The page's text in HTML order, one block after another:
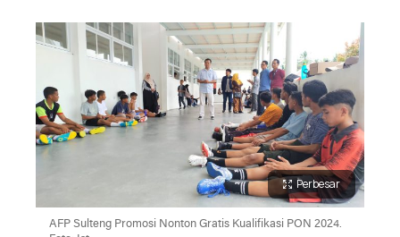
Perbesar
AFP Sulteng Promosi Nonton Gratis Kualifikasi PON 2024.